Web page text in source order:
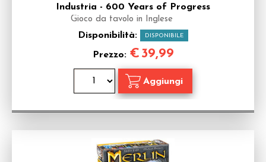
Industria - 600 Years of Progress
Gioco da tavolo in Inglese
Disponibilità: DISPONIBILE
Prezzo: € 39,99